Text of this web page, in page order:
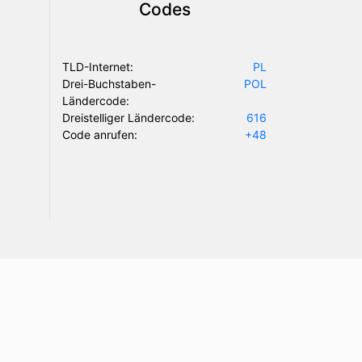
Codes
TLD-Internet:
PL
Drei-Buchstaben-
Ländercode:
POL
Dreistelliger Ländercode:
616
Code anrufen:
+48